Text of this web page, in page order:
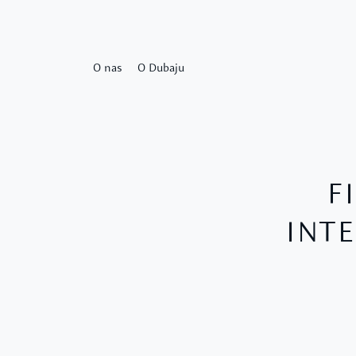
O nas O Dubaju